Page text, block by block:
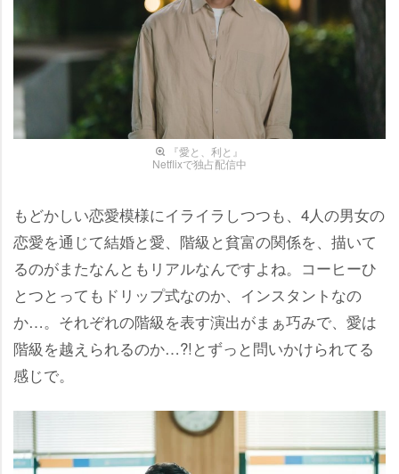
『愛と、利と』
Netflixで独占配信中
もどかしい恋愛模様にイライラしつつも、4人の男女の
恋愛を通じて結婚と愛、階級と貧富の関係を、描いて
るのがまたなんともリアルなんですよね。コーヒーひ
とつとってもドリップ式なのか、インスタントなの
か…。それぞれの階級を表す演出がまぁ巧みで、愛は
階級を越えられるのか…?!とずっと問いかけられてる
感じで。